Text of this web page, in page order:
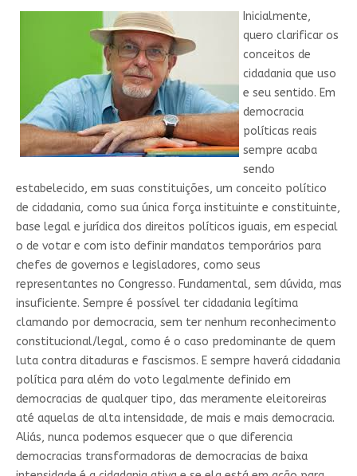
Inicialmente,
quero clarificar os
conceitos de
cidadania que uso
e seu sentido. Em
democracia
políticas reais
sempre acaba
sendo
estabelecido, em suas constituições, um conceito político
de cidadania, como sua única força instituinte e constituinte,
base legal e jurídica dos direitos políticos iguais, em especial
o de votar e com isto definir mandatos temporários para
chefes de governos e legisladores, como seus
representantes no Congresso. Fundamental, sem dúvida, mas
insuficiente. Sempre é possível ter cidadania legítima
clamando por democracia, sem ter nenhum reconhecimento
constitucional/legal, como é o caso predominante de quem
luta contra ditaduras e fascismos. E sempre haverá cidadania
política para além do voto legalmente definido em
democracias de qualquer tipo, das meramente eleitoreiras
até aquelas de alta intensidade, de mais e mais democracia.
Aliás, nunca podemos esquecer que o que diferencia
democracias transformadoras de democracias de baixa